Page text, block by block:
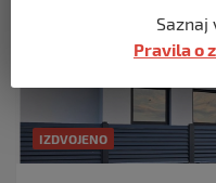
IZDVOJENO
Saznaj
Pravila o